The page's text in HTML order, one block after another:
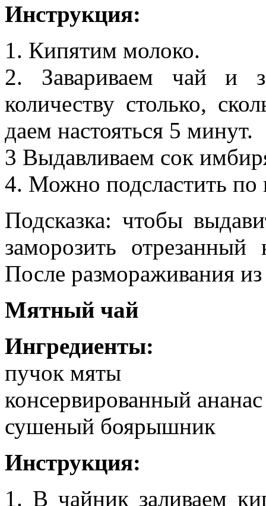
Инструкция:
1. Кипятим молоко.
2. Завариваем чай и
количеству столько,
даем настояться 5 минут.
3 Выдавливаем сок
4. Можно подсластить по
Подсказка: чтобы
заморозить
После размораживания из
Мятный чай
Ингредиенты:
пучок мяты
консервированный ананас
сушеный боярышник
Инструкция:
1. В чайник заливаем